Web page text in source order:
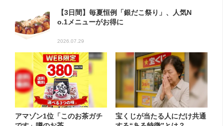
【3日間】毎夏恒例「銀だこ祭り」、人気N
o.1メニューがお得に
2026.07.29
アマゾン1位「このお茶ガチ
宝くじが当たる人にだけ共通